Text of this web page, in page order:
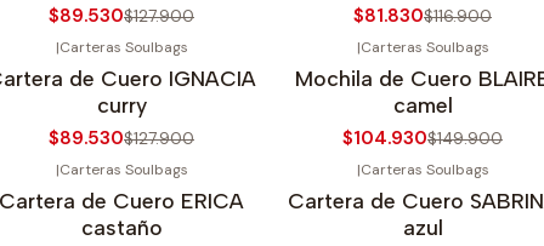
$89.530$127.900 $81.830$116.900
|Carteras Soulbags
de Cuero IGNACIA
curry
$89.530$127.900
|Carteras Soulbags
Mochila de Cuero
camel
$104.930$149.900
|Carteras Soulbags
Cartera de Cuero ERICA
castaño
|Carteras Soulbags
Cartera de Cuero
azul